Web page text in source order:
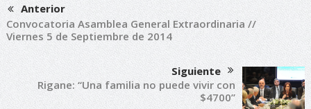
Anterior
Convocatoria Asamblea General Extraordinaria //
Viernes 5 de Septiembre de 2014
Siguiente
Rigane: “Una familia no puede vivir con
$4700”